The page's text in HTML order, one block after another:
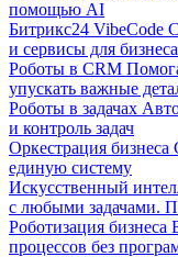
помощью AI
Битрикс24 VibeCode
и сервисы для
Роботы в CRM
упускать важные
Роботы в задачах
и контроль задач
Оркестрация бизнеса
единую систему
Искусственный
с любыми задачами.
Роботизация бизнеса
процессов без